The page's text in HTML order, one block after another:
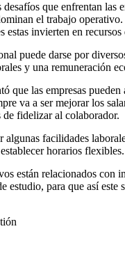
que enfrentan las
el trabajo
estas invierten en
puede darse por
y una remuneración
que las empresas
va a ser mejorar los
de fidelizar al colaborador.
algunas facilidades
horarios flexibles.
están relacionados con
estudio, para que así